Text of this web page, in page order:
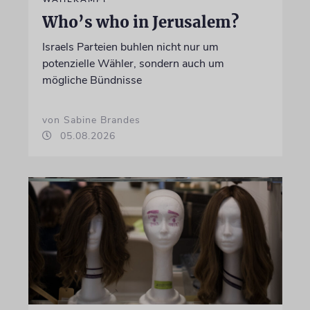
Who’s who in Jerusalem?
Israels Parteien buhlen nicht nur um
potenzielle Wähler, sondern auch um
mögliche Bündnisse
von Sabine Brandes
05.08.2026